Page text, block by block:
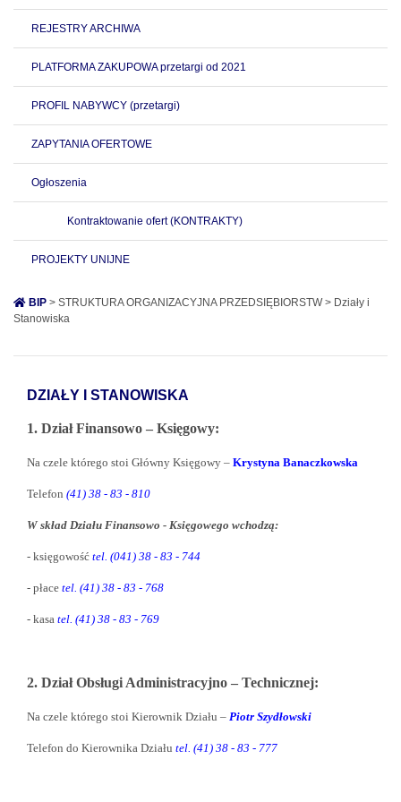
REJESTRY ARCHIWA
PLATFORMA ZAKUPOWA przetargi od 2021
PROFIL NABYWCY (przetargi)
ZAPYTANIA OFERTOWE
Ogłoszenia
Kontraktowanie ofert (KONTRAKTY)
PROJEKTY UNIJNE
BIP > STRUKTURA ORGANIZACYJNA PRZEDSIĘBIORSTW > Działy i
Stanowiska
DZIAŁY I STANOWISKA
1. Dział Finansowo – Księgowy:
Na czele którego stoi Główny Księgowy – Krystyna Banaczkowska
Telefon (41) 38 - 83 - 810
W skład Działu Finansowo - Księgowego wchodzą:
- księgowość tel. (041) 38 - 83 - 744
- płace tel. (41) 38 - 83 - 768
- kasa tel. (41) 38 - 83 - 769
2. Dział Obsługi Administracyjno – Technicznej:
Na czele którego stoi Kierownik Działu – Piotr Szydłowski
Telefon do Kierownika Działu tel. (41) 38 - 83 - 777